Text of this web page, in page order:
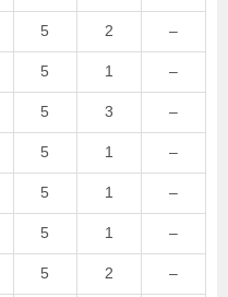
5 2 –
5 1 –
5 3 –
5 1 –
5 1 –
5 1 –
5 2 –